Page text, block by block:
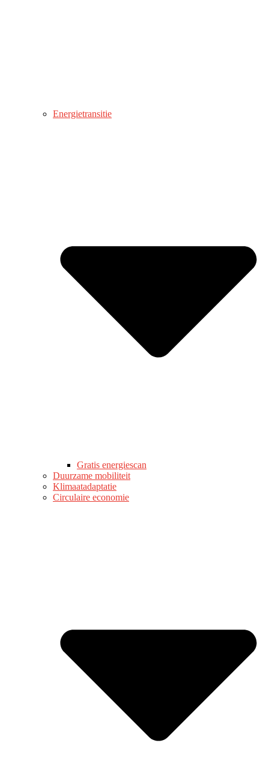
Energietransitie
Gratis energiescan
Duurzame mobiliteit
Klimaatadaptatie
Circulaire economie